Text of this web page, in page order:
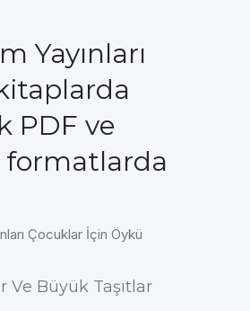
Yayınları
PDF ve
Çocuklar İçin Öykü
Ve Büyük Taşıtlar